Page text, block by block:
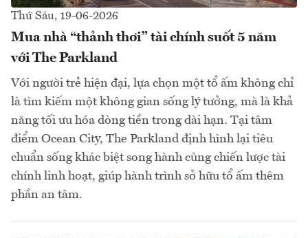
Thứ Sáu, 19-06-2026
Mua nhà “thảnh thơi” tài chính suốt 5 năm
với The Parkland
Với người trẻ hiện đại, lựa chọn một tổ ấm không chỉ
là tìm kiếm một không gian sống lý tưởng, mà là khả
năng tối ưu hóa dòng tiền trong dài hạn. Tại tâm
điểm Ocean City, The Parkland định hình lại tiêu
chuẩn sống khác biệt song hành cùng chiến lược tài
chính linh hoạt, giúp hành trình sở hữu tổ ấm thêm
phần an tâm.